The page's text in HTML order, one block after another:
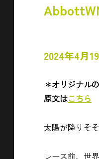
2024年4月
＊オリジナル
原文はこちら
太陽が降りそ
レース前、世